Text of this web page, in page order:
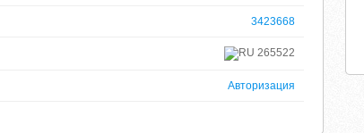
3423668
265522
Авторизация